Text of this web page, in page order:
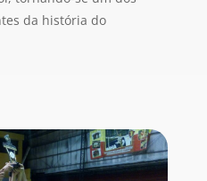
da história do